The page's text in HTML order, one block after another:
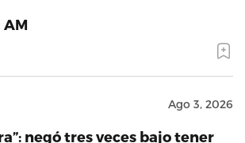
AM
Ago 3, 2026
negó tres veces bajo tener